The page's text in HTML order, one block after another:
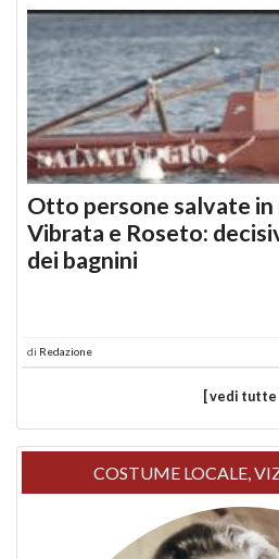
Otto persone salvate in
Vibrata e Roseto:
dei bagnini
di Redazione
[ vedi tutte
COSTUME LOCALE,